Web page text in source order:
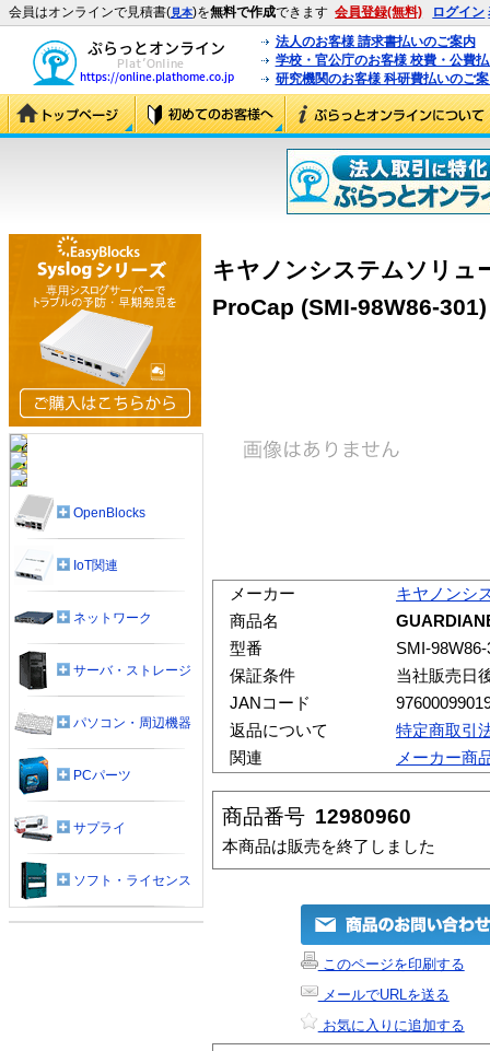
会員はオンラインで見積書(見本)を無料で作成できます 会員登録(無料) ログイン
法人のお客様 請求書払いのご案内
学校・官公庁のお客様 校費・公費
研究機関のお客様 科研費払いのご
キヤノンシステムソリュ
ProCap (SMI-98W86-301)
メーカー
キヤノンシ
商品名
型番
SMI-98W86-
保証条件
当社販売日
JANコード
返品について
特定商取引
関連
メーカー商
商品番号 12980960
本商品は販売を終了しました
このページを印刷する
メールでURLを送る
お気に入りに追加する
OpenBlocks
IoT関連
ネットワーク
サーバ・ストレージ
パソコン・周辺機器
PCパーツ
サプライ
ソフト・ライセンス